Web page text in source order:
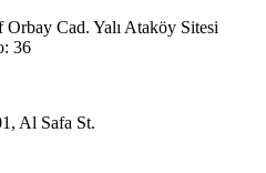
Cad. Yalı Ataköy Sitesi
36
Al Safa St.